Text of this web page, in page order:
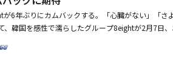
しながらも、一層深くなった感性で、8eightならで
を韓国を代表する感性バラードグループにのし上
ミックスバージョンも公開された。悲しく切ない
して高級感あふれるムードにアップグレードされ
が6年ぶりにカムバックする。「心臓がない」「さ
、韓国を感性で濡らしたグループ8eightが2月7日
ーカルとラップで特有の感性バラードを披露し、